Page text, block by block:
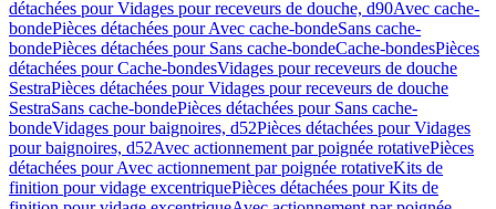
détachées pour Vidages pour receveurs de douche, d90Avec cache-
bondePièces détachées pour Avec cache-bondeSans cache-
bondePièces détachées pour Sans cache-bondeCache-bondesPièces
détachées pour Cache-bondesVidages pour receveurs de douche
SestraPièces détachées pour Vidages pour receveurs de douche
SestraSans cache-bondePièces détachées pour Sans cache-
bondeVidages pour baignoires, d52Pièces détachées pour Vidages
pour baignoires, d52Avec actionnement par poignée rotativePièces
détachées pour Avec actionnement par poignée rotativeKits de
finition pour vidage excentriquePièces détachées pour Kits de